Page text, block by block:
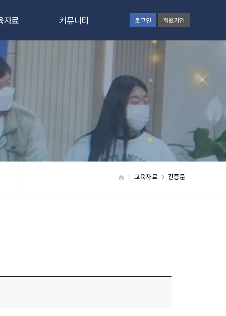
자료
문
칼럼
자료
교육
신청
신청
커뮤니티
웹하드
로그인 회원가입
교육자료 간증문